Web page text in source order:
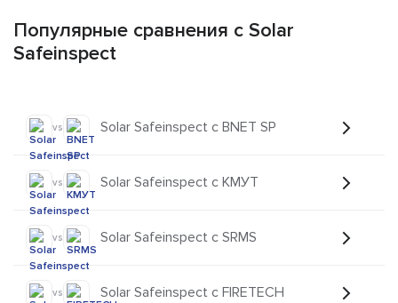
Популярные сравнения с Solar
Safeinspect
vs Solar Safeinspect с BNET SP
vs Solar Safeinspect с КМУТ
vs Solar Safeinspect с SRMS
vs Solar Safeinspect с FIRETECH